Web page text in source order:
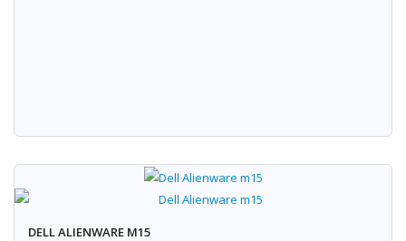
DELL ALIENWARE M15